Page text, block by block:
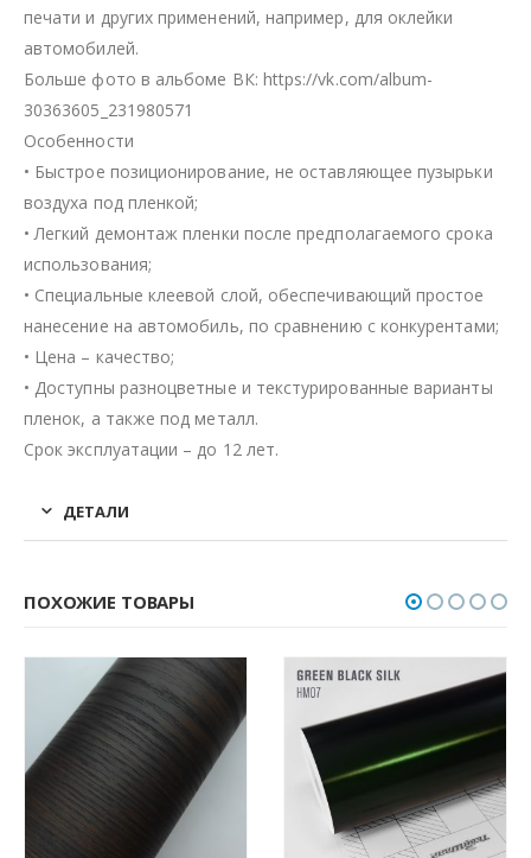
печати и других применений, например, для оклейки
автомобилей.
Больше фото в альбоме ВК: https://vk.com/album-
30363605_231980571
Особенности
• Быстрое позиционирование, не оставляющее пузырьки
воздуха под пленкой;
• Легкий демонтаж пленки после предполагаемого срока
использования;
• Специальные клеевой слой, обеспечивающий простое
нанесение на автомобиль, по сравнению с конкурентами;
• Цена – качество;
• Доступны разноцветные и текстурированные варианты
пленок, а также под металл.
Срок эксплуатации – до 12 лет.
ДЕТАЛИ
ПОХОЖИЕ ТОВАРЫ